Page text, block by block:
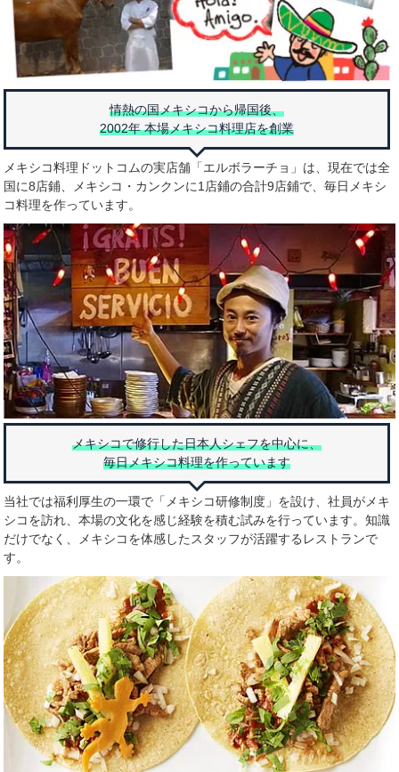
情熱の国メキシコから帰国後、
2002年 本場メキシコ料理店を創業
メキシコ料理ドットコムの実店舗「エルボラーチョ」は、現在では全
国に8店鋪、メキシコ・カンクンに1店鋪の合計9店鋪で、毎日メキシ
コ料理を作っています。
メキシコで修行した日本人シェフを中心に、
毎日メキシコ料理を作っています
当社では福利厚生の一環で「メキシコ研修制度」を設け、社員がメキ
シコを訪れ、本場の文化を感じ経験を積む試みを行っています。知識
だけでなく、メキシコを体感したスタッフが活躍するレストランで
す。